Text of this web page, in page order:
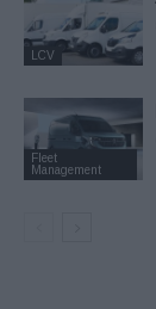
LCV
Fleet
Management